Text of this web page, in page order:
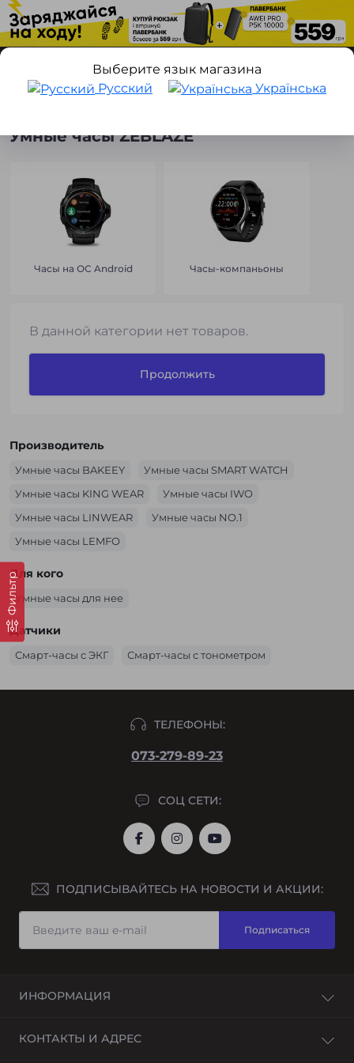
Умные часы ZEBLAZE
Выберите язык магазина
Русский
Українська
Фильтр
Часы на ОС Android Часы-компаньоны
В данной категории нет товаров.
Продолжить
Производитель
Умные часы BAKEEY
Умные часы SMART WATCH
Умные часы KING WEAR
Умные часы IWO
Умные часы LINWEAR
Умные часы NO.1
Умные часы LEMFO
Для кого
Умные часы для нее
Датчики
Смарт-часы с ЭКГ Смарт-часы с тонометром
ТЕЛЕФОНЫ:
073-279-89-23
СОЦ СЕТИ:
ПОДПИСЫВАЙТЕСЬ НА НОВОСТИ И АКЦИИ:
Подписаться
ИНФОРМАЦИЯ
Доставка и оплата
КОНТАКТЫ И АДРЕС